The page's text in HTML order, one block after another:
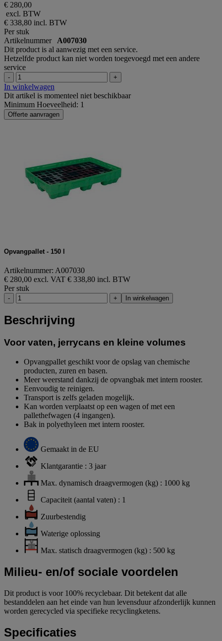
€ 280,00
excl. BTW
€ 338,80 incl. BTW
Per stuk
Artikelnummer A007030
Dit product is al aanwezig met een service.
Hetzelfde product kan niet worden toegevoegd met een andere
service
- +
In winkelwagen
Dit artikel is momenteel niet beschikbaar
Minimum Hoeveelheid: 1
Offerte aanvragen
Opvangpallet - 150 l
Artikelnummer: A007030
€ 280,00 excl. VAT € 338,80 incl. BTW
Per stuk
- + In winkelwagen
Beschrijving
Voor vaten, jerrycans en kleine volumes
Opvangpallet geschikt voor de opslag van chemische
producten, zuren en basen.
Meer weerstand dankzij de opvangbak met intern rooster.
Eenvoudig te reinigen.
Transport is zelfs geladen mogelijk.
Kan worden verplaatst op een wagen of met een
pallethefwagen (4 ingangen).
Bak in polyethyleen met intern rooster.
Gemaakt in de EU
Klantgarantie : 3 jaar
Max. dynamisch draagvermogen (kg) : 1000 kg
Capaciteit (aantal vaten) : 1
Zuurbestendig
Waterige oplossing
Max. statisch draagvermogen (kg) : 500 kg
Milieu- en/of sociale voordelen
Dit product is voor 100% recyclebaar. Dit betekent dat alle
bestanddelen aan het einde van hun levensduur afzonderlijk kunnen
worden gerecycled via specifieke recyclingketens.
Specificaties